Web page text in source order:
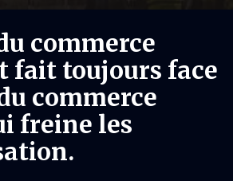
commerce
fait toujours face
commerce
freine les